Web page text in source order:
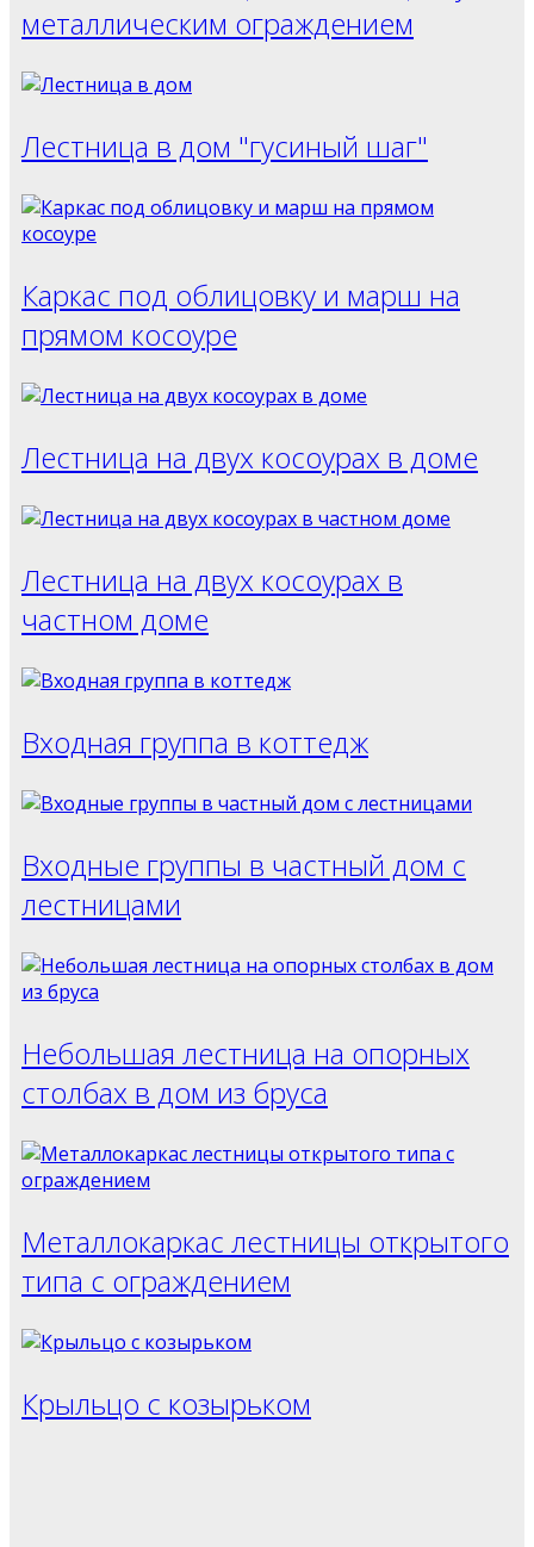
металлическим ограждением
Лестница в дом "гусиный шаг"
Каркас под облицовку и марш на
прямом косоуре
Лестница на двух косоурах в доме
Лестница на двух косоурах в
частном доме
Входная группа в коттедж
Входные группы в частный дом с
лестницами
Небольшая лестница на опорных
столбах в дом из бруса
Металлокаркас лестницы открытого
типа с ограждением
Крыльцо с козырьком